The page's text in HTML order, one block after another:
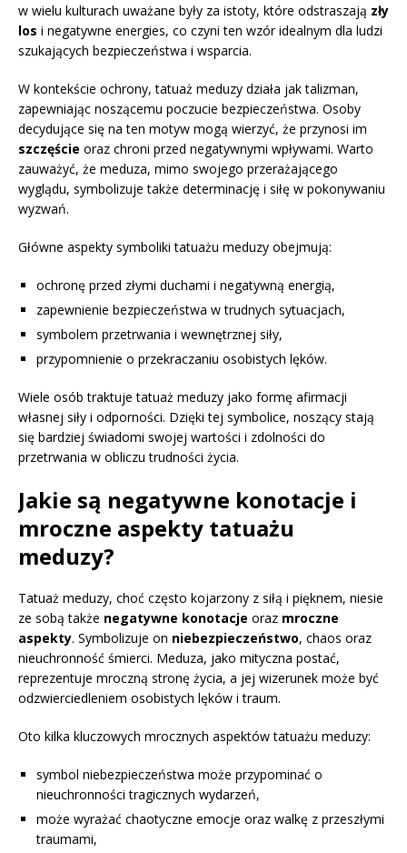
w wielu kulturach uważane były za istoty, które odstraszają zły
los i negatywne energies, co czyni ten wzór idealnym dla ludzi
szukających bezpieczeństwa i wsparcia.
W kontekście ochrony, tatuaż meduzy działa jak talizman,
zapewniając noszącemu poczucie bezpieczeństwa. Osoby
decydujące się na ten motyw mogą wierzyć, że przynosi im
szczęście oraz chroni przed negatywnymi wpływami. Warto
zauważyć, że meduza, mimo swojego przerażającego
wyglądu, symbolizuje także determinację i siłę w pokonywaniu
wyzwań.
Główne aspekty symboliki tatuażu meduzy obejmują:
ochronę przed złymi duchami i negatywną energią,
zapewnienie bezpieczeństwa w trudnych sytuacjach,
symbolem przetrwania i wewnętrznej siły,
przypomnienie o przekraczaniu osobistych lęków.
Wiele osób traktuje tatuaż meduzy jako formę afirmacji
własnej siły i odporności. Dzięki tej symbolice, noszący stają
się bardziej świadomi swojej wartości i zdolności do
przetrwania w obliczu trudności życia.
Jakie są negatywne konotacje i
mroczne aspekty tatuażu
meduzy?
Tatuaż meduzy, choć często kojarzony z siłą i pięknem, niesie
ze sobą także negatywne konotacje oraz mroczne
aspekty. Symbolizuje on niebezpieczeństwo, chaos oraz
nieuchronność śmierci. Meduza, jako mityczna postać,
reprezentuje mroczną stronę życia, a jej wizerunek może być
odzwierciedleniem osobistych lęków i traum.
Oto kilka kluczowych mrocznych aspektów tatuażu meduzy:
symbol niebezpieczeństwa może przypominać o
nieuchronności tragicznych wydarzeń,
może wyrażać chaotyczne emocje oraz walkę z przeszłymi
traumami,